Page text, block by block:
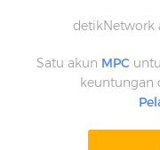
detikNetwork
Satu akun MPC
keuntungan